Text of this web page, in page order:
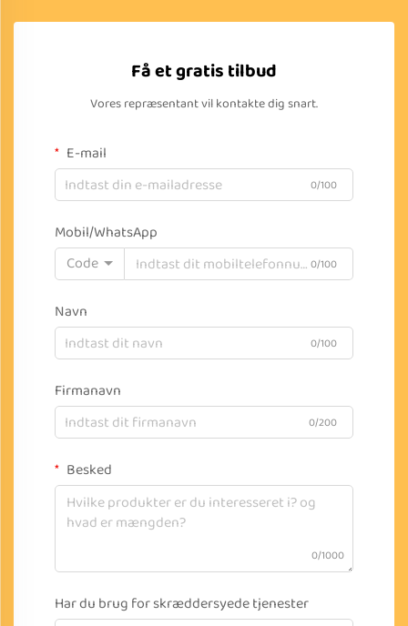
Få et gratis tilbud
Vores repræsentant vil kontakte dig snart.
E-mail
0/100
Mobil/WhatsApp
Code
0/100
Navn
0/100
Firmanavn
0/200
Besked
0/1000
Har du brug for skræddersyede tjenester